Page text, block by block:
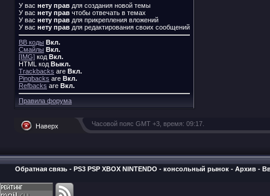
У вас нету прав для создания новой темы
У вас нету прав чтобы отвечать в темах
У вас нету прав для прикрепления вложений
У вас нету прав для редактирования своих сообщений
BB коды Вкл.
Смайлы Вкл.
[IMG] код Вкл.
HTML код Выкл.
Trackbacks are Вкл.
Pingbacks are Вкл.
Refbacks are Вкл.
Правила форума
Наверх Часовой пояс GMT +3, время: 09:17
Обратная связь - PS3 PSP XBOX NINTENDO - консольный рынок - Архив -